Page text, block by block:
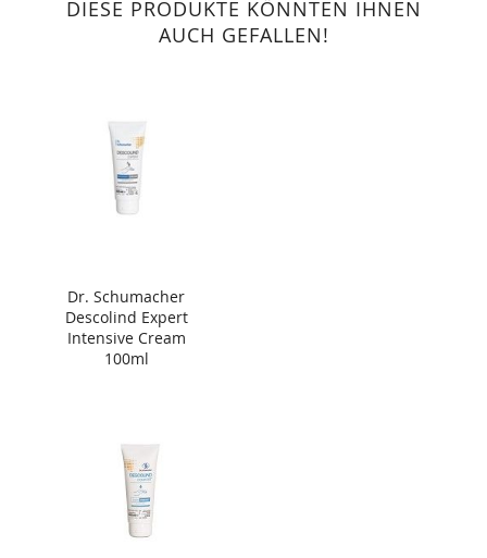
DIESE PRODUKTE KÖNNTEN IHNEN
AUCH GEFALLEN!
Dr. Schumacher
Descolind Expert
Intensive Cream
100ml